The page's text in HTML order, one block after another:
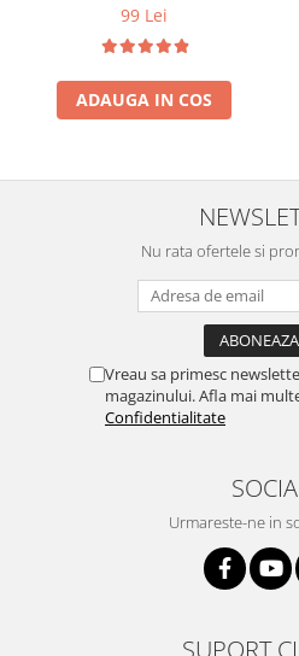
99 Lei
ADAUGA IN COS
Nu rata ofertele si
Vreau sa primesc
magazinului. Afla mai
Confidentialitate
Urmareste-ne in